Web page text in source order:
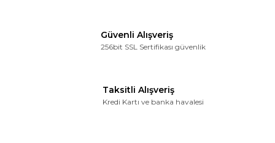
Güvenli Alışveriş
256bit SSL Sertifikası güvenlik
Taksitli Alışveriş
Kredi Kartı ve banka havalesi